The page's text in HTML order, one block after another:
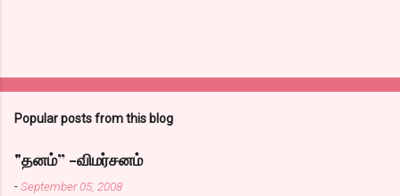
Popular posts from this blog
"தனம்” -விமர்சனம்
-September 05, 2008